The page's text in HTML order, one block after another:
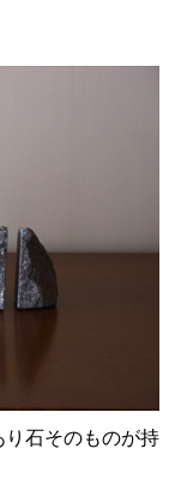
石そのものが持